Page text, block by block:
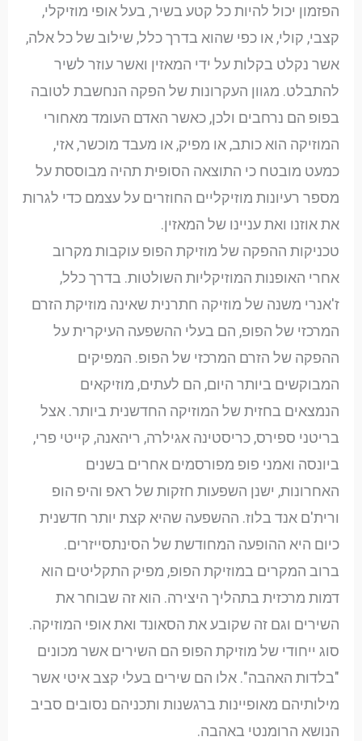
הפזמון יכול להיות כל קטע בשיר, בעל אופי מוזיקלי,
קצבי, קולי, או כפי שהוא בדרך כלל, שילוב של כל אלה,
אשר נקלט בקלות על ידי המאזין ואשר עוזר לשיר
להתבלט. מגוון העקרונות של הפקה הנחשבת לטובה
בפופ הם נרחבים ולכן, כאשר האדם העומד מאחורי
המוזיקה הוא כותב, או מפיק, או מעבד מוכשר, אזי,
כמעט מובטח כי התוצאה הסופית תהיה מבוססת על
מספר רעיונות מוזיקליים החוזרים על עצמם כדי לגרות
את אוזנו ואת עניינו של המאזין.
טכניקות ההפקה של מוזיקת הפופ עוקבות מקרוב
אחרי האופנות המוזיקליות השולטות. בדרך כלל,
ז'אנרי משנה של מוזיקה חתרנית שאינה מוזיקת הזרם
המרכזי של הפופ, הם בעלי ההשפעה העיקרית על
ההפקה של הזרם המרכזי של הפופ. המפיקים
המבוקשים ביותר היום, הם לעתים, מוזיקאים
הנמצאים בחזית של המוזיקה החדשנית ביותר. אצל
בריטני ספירס, כריסטינה אגילרה, ריהאנה, קייטי פרי,
ביונסה ואמני פופ מפורסמים אחרים בשנים
האחרונות, ישנן השפעות חזקות של ראפ והיפ הופ
ורית'ם אנד בלוז. ההשפעה שהיא קצת יותר חדשנית
כיום היא ההופעה המחודשת של הסינתסייזרים.
ברוב המקרים במוזיקת הפופ, מפיק התקליטים הוא
דמות מרכזית בתהליך היצירה. הוא זה שבוחר את
השירים וגם זה שקובע את הסאונד ואת אופי המוזיקה.
סוג ייחודי של מוזיקת הפופ הם השירים אשר מכונים
"בלדות האהבה". אלו הם שירים בעלי קצב איטי אשר
מילותיהם מאופיינות ברגשנות ותכניהם נסובים סביב
הנושא הרומנטי באהבה.